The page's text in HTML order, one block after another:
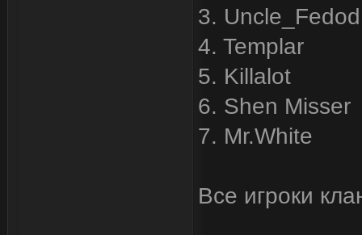
3. Uncle_Fedod
4. Templar
5. Killalot
6. Shen Misser
7. Mr.White
Все игроки